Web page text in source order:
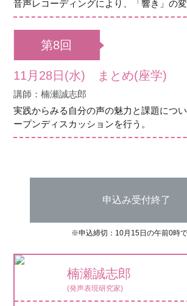
音声レコーディングにより、「響き」の変
第8回
11月28日(水) まとめ(座学)
講師：楠瀬誠志郎
実践からみる自分の声の魅力と課題につ
ープンディスカッションを行う。
申込み受付終了
※申込締切：10月15日の午前0時で
楠瀬誠志郎
(発声表現研究家)